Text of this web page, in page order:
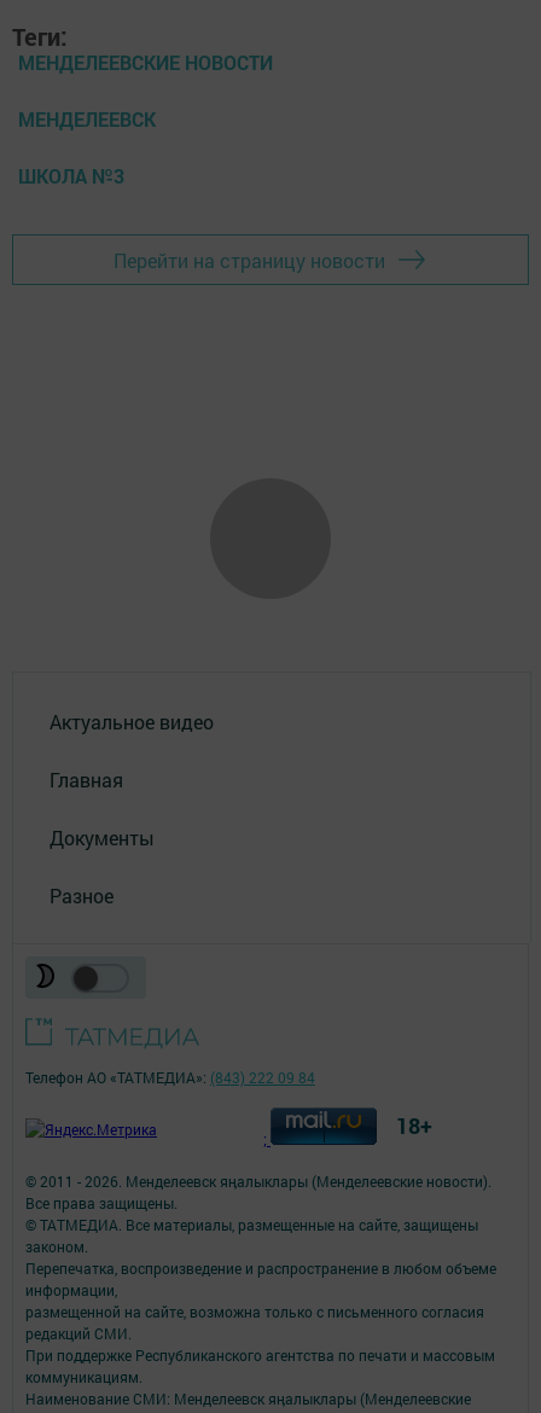
Теги:
МЕНДЕЛЕЕВСКИЕ НОВОСТИ
МЕНДЕЛЕЕВСК
ШКОЛА №3
Перейти на страницу новости
Актуальное видео
Главная
Документы
Разное
© 2011 - 2026. Менделеевск яӊалыклары (Менделеевские новости).
Все права защищены.
© ТАТМЕДИА. Все материалы, размещенные на сайте, защищены
законом.
Перепечатка, воспроизведение и распространение в любом объеме
информации,
размещенной на сайте, возможна только с письменного согласия
редакций СМИ.
При поддержке Республиканского агентства по печати и массовым
коммуникациям.
Наименование СМИ: Менделеевск яӊалыклары (Менделеевские
Телефон АО «ТАТМЕДИА»: (843) 222 09 84
; 18+